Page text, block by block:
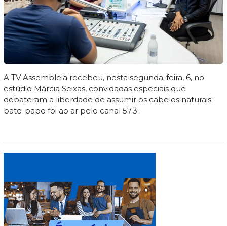
A TV Assembleia recebeu, nesta segunda-feira, 6, no
estúdio Márcia Seixas, convidadas especiais que
debateram a liberdade de assumir os cabelos naturais;
bate-papo foi ao ar pelo canal 57.3.